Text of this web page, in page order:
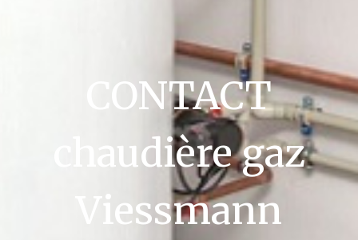
CONTACT
chaudière gaz
Viessmann